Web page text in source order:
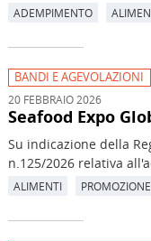
ADEMPIMENTO
BANDI E AGEVOLAZIONI
20 FEBBRAIO 2026
Seafood Expo
Su indicazione della
n.125/2026 relativa
ALIMENTI PROMOZIONE